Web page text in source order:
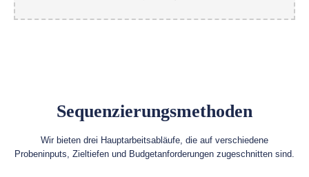
Sequenzierungsmethoden
Wir bieten drei Hauptarbeitsabläufe, die auf verschiedene
Probeninputs, Zieltiefen und Budgetanforderungen zugeschnitten sind.